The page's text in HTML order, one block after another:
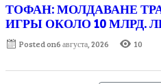
ТОФАН: МОЛДАВАНЕ
ИГРЫ ОКОЛО 10 МЛРД.
Posted on6 августа, 2026 10